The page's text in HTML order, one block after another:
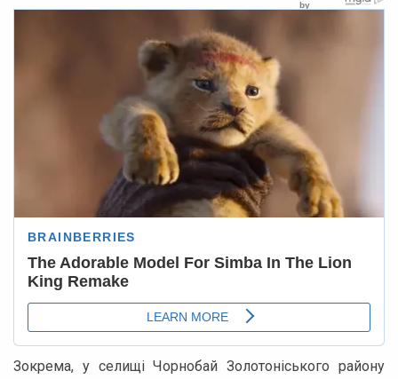
Зокрема, у селищі Чорнобай Золотоніського району